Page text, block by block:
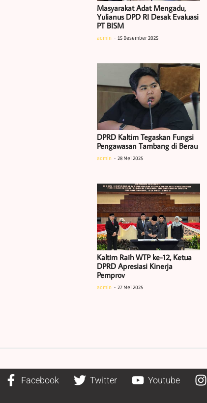
Masyarakat Adat Mengadu,
Yulianus DPD RI Desak Evaluasi
PT BISM
admin 15 Desember 2025
DPRD Kaltim Tegaskan Fungsi
Pengawasan Tambang di Berau
admin 28 Mei 2025
Kaltim Raih WTP ke-12, Ketua
DPRD Apresiasi Kinerja
Pemprov
admin 27 Mei 2025
Facebook Twitter Youtube